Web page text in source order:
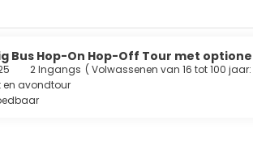
met een bad/douchecombinatie
net zoals een kluis en een bureau.
2 restaurants van dit hotel of blijf
lounge. Dagelijks kun je tegen
een stomerij/wasserijservice, een 24-
je parkeerplaatsen.
Bus Hop-On Hop-Off Tour met
2 Ingangs ( Volwassenen van 16 tot 100 jaar:
en avondtour